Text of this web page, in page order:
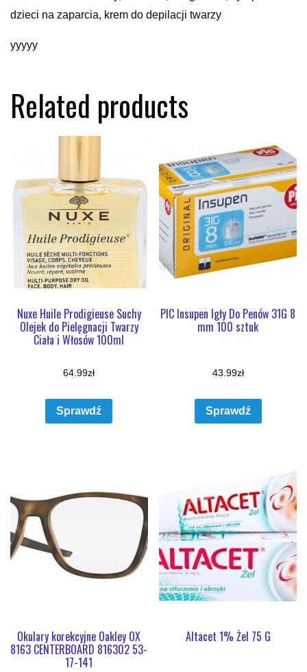
dzieci na zaparcia, krem do depilacji twarzy
yyyyy
Related products
Nuxe Huile Prodigieuse Suchy
Olejek do Pielęgnacji Twarzy
Ciała i Włosów 100ml
64.99zł
Sprawdź
PIC Insupen Igły Do Penów 31G 8
mm 100 sztuk
43.99zł
Sprawdź
Okulary korekcyjne Oakley OX
8163 CENTERBOARD 816302 53-
17-141
Altacet 1% Żel 75 G